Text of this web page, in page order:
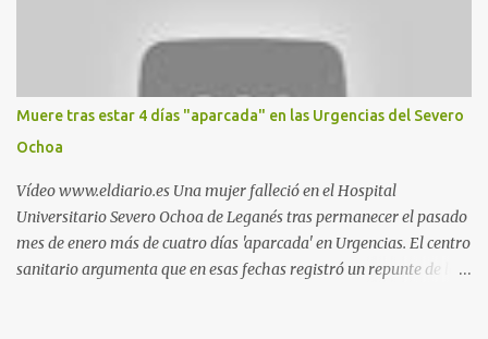
estadio municipal de Butarque) y caminos entre el estadio y Plaza
Nueva. Otro lugar: Escombrera de Polvoranca, entre Leganés y
Móstoles También en el parque de la Hispanidad, situado frente a
la Policía Local de Leganés de la calle Chile, 1, y junto al
cementerio de Butarque". Más información
Muere tras estar 4 días "aparcada" en las Urgencias del Severo
Ochoa
Vídeo www.eldiario.es Una mujer falleció en el Hospital
Universitario Severo Ochoa de Leganés tras permanecer el pasado
mes de enero más de cuatro días 'aparcada' en Urgencias. El centro
sanitario argumenta que en esas fechas registró un repunte de las